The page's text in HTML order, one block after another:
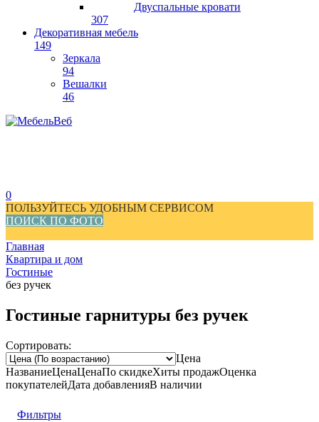
Двуспальные кровати
307
Декоративная мебель
149
Зеркала
94
Вешалки
46
0
ПОЛЬЗУЙТЕСЬ УДОБНЫМ СЕРВИСОМ
ПОИСК ПО ФОТО
Главная
Квартира и дом
Гостиные
без ручек
Гостиные гарнитуры без ручек
Сортировать:
Цена
НазваниеЦенаЦенаПо скидкеХиты продажОценка
покупателейДата добавленияВ наличии
Фильтры